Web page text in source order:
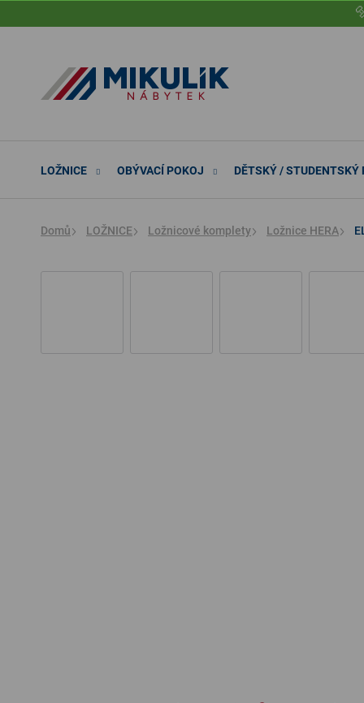
na
LOŽNICE OBÝVACÍ POKOJ DĚTSKÝ / STUDENTSKÝ
Domů LOŽNICE Ložnicové komplety Ložnice HERA